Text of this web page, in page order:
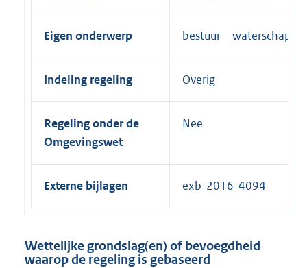
Eigen onderwerp bestuur –
Indeling regeling Overig
Regeling onder de
Omgevingswet
Nee
Externe bijlagen exb-2016-4094
Wettelijke grondslag(en) of bevoegdheid
waarop de regeling is gebaseerd